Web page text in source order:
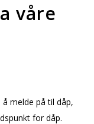
våre
melde på til dåp,
for dåp.